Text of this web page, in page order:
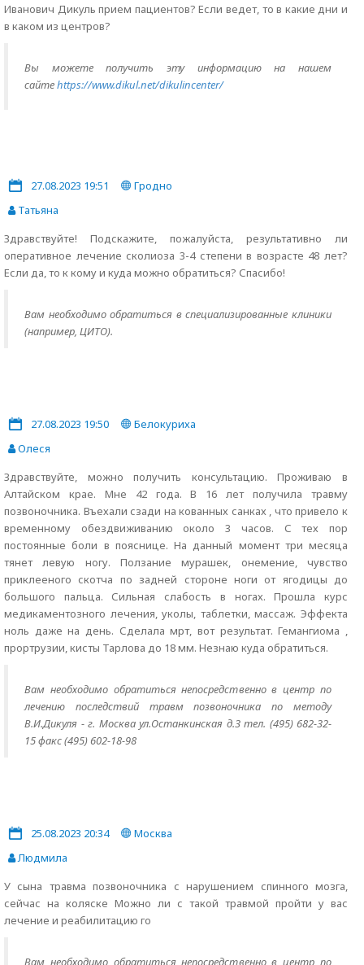
Иванович Дикуль прием пациентов? Если ведет, то в какие дни и
в каком из центров?
Вы можете получить эту информацию на нашем
сайтеhttps://www.dikul.net/dikulincenter/
27.08.2023 19:51
Гродно
Татьяна
Здравствуйте! Подскажите, пожалуйста, результативно ли
оперативное лечение сколиоза 3-4 степени в возрасте 48 лет?
Если да, то к кому и куда можно обратиться? Спасибо!
Вам необходимо обратиться в специализированные клиники
(например, ЦИТО).
27.08.2023 19:50
Белокуриха
Олеся
Здравствуйте, можно получить консультацию. Проживаю в
Алтайском крае. Мне 42 года. В 16 лет получила травму
позвоночника. Въехали сзади на кованных санках , что привело к
временному обездвиживанию около 3 часов. С тех пор
постоянные боли в пояснице. На данный момент три месяца
тянет левую ногу. Ползание мурашек, онемение, чувство
приклееного скотча по задней стороне ноги от ягодицы до
большого пальца. Сильная слабость в ногах. Прошла курс
медикаментозного лечения, уколы, таблетки, массаж. Эффекта
ноль даже на день. Сделала мрт, вот результат. Гемангиома ,
прортрузии, кисты Тарлова до 18 мм. Незнаю куда обратиться.
Вам необходимо обратиться непосредственно в центр по
лечению последствий травм позвоночника по методу
В.И.Дикуля - г. Москва ул.Останкинская д.3 тел. (495) 682-32-
15 факс (495) 602-18-98
25.08.2023 20:34
Москва
Людмила
У сына травма позвоночника с нарушением спинного мозга,
сейчас на коляске Можно ли с такой травмой пройти у вас
лечение и реабилитацию го
Вам необходимо обратиться непосредственно в центр по